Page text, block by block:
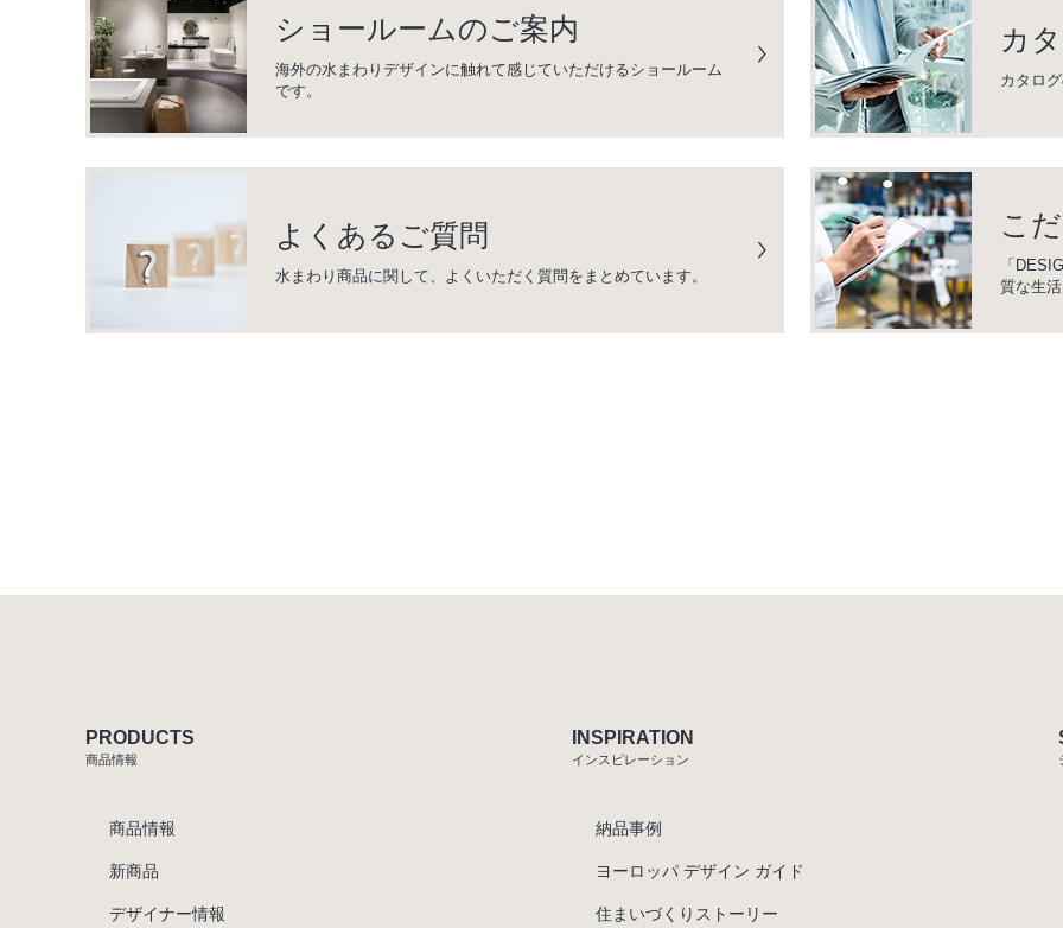
ショールームのご案内
海外の水まわりデザインに触れて感じていただけるショールーム
です。
カ
カタロ
よくあるご質問
水まわり商品に関して、よくいただく質問をまとめています。
こ
「
質な生
PRODUCTS
商品情報
商品情報
新商品
デザイナー情報
INSPIRATION
インスピレーション
納品事例
ヨーロッパ デザイン ガイド
住まいづくりストーリー